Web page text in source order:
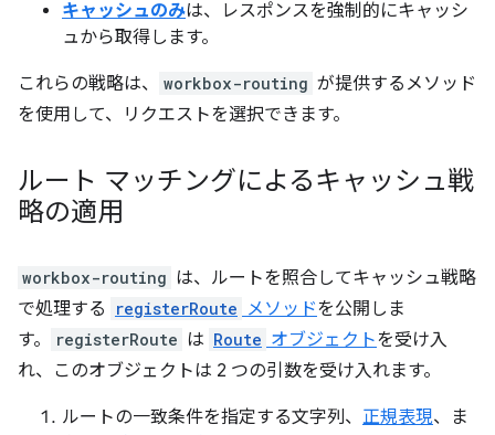
キャッシュのみは、レスポンスを強制的にキャッシ
ュから取得します。
これらの戦略は、 workbox-routing が提供するメソッド
を使用して、リクエストを選択できます。
ルート マッチングによるキャッシュ戦
略の適用
workbox-routing は、ルートを照合してキャッシュ戦略
で処理する
registerRoute メソッドを公開しま
す。
registerRoute は Route オブジェクトを受け入
れ、このオブジェクトは 2 つの引数を受け入れます。
ルートの一致条件を指定する文字列、 正規表現、ま